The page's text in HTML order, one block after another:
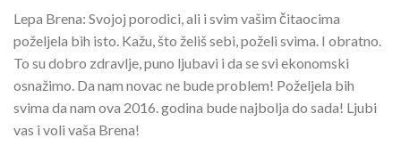
Lepa Brena: Svojoj porodici, ali i svim vašim čitaocima
poželjela bih isto. Kažu, što želiš sebi, poželi svima. I obratno.
To su dobro zdravlje, puno ljubavi i da se svi ekonomski
osnažimo. Da nam novac ne bude problem! Poželjela bih
svima da nam ova 2016. godina bude najbolja do sada! Ljubi
vas i voli vaša Brena!